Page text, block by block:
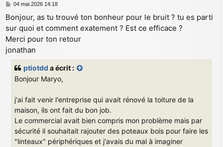
M
s
s
a
g
e
04 mai 2026 14:18
Bonjour, as tu trouvé ton bonheur pour le bruit ? tu es parti
sur quoi et comment exatement ? Est ce efficace ?
Merci pour ton retour
jonathan
ptiotdd a écrit :
Bonjour Maryo,
j'ai fait venir l'entreprise qui avait rénové la toiture de la
maison, ils ont fait du bon job.
Le commercial avait bien compris mon problème mais par
sécurité il souhaitait rajouter des poteaux bois pour faire les
"linteaux" périphériques et j'avais du mal à imaginer